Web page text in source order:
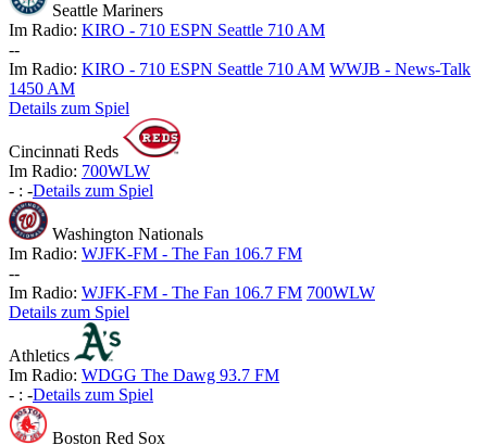
Seattle Mariners
Im Radio: KIRO - 710 ESPN Seattle 710 AM
--
Im Radio: KIRO - 710 ESPN Seattle 710 AM WWJB - News-Talk
1450 AM
Details zum Spiel
Cincinnati Reds
Im Radio: 700WLW
- : -Details zum Spiel
Washington Nationals
Im Radio: WJFK-FM - The Fan 106.7 FM
--
Im Radio: WJFK-FM - The Fan 106.7 FM 700WLW
Details zum Spiel
Athletics
Im Radio: WDGG The Dawg 93.7 FM
- : -Details zum Spiel
Boston Red Sox